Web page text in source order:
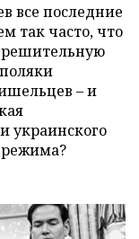
все последние
так часто, что
– и
украинского
режима?